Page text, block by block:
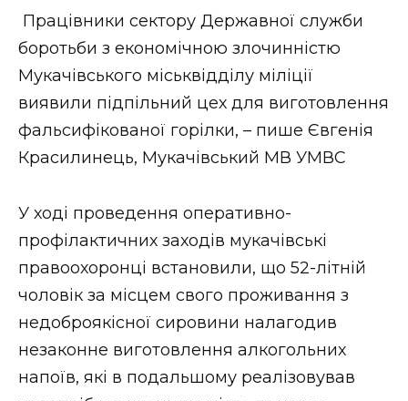
ФОТО
ВІДЕО
Працівники сектору Державної служби
боротьби з економічною злочинністю
Мукачівського міськвідділу міліції
виявили підпільний цех для виготовлення
фальсифікованої горілки, – пише Євгенія
Красилинець, Мукачівський МВ УМВС
У ході проведення оперативно-
профілактичних заходів мукачівські
правоохоронці встановили, що 52-літній
чоловік за місцем свого проживання з
недоброякісної сировини налагодив
незаконне виготовлення алкогольних
напоїв, які в подальшому реалізовував